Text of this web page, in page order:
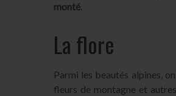
monté.
La flore
Parmi les beautés alpines,
fleurs de montagne et